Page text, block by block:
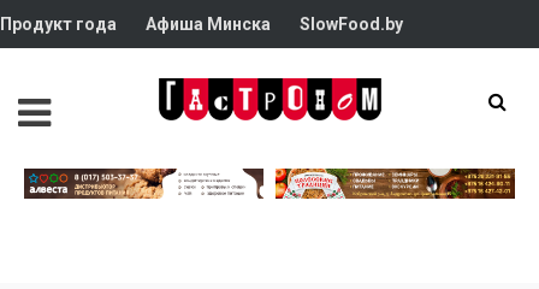
Продукт года Афиша Минска SlowFood.by